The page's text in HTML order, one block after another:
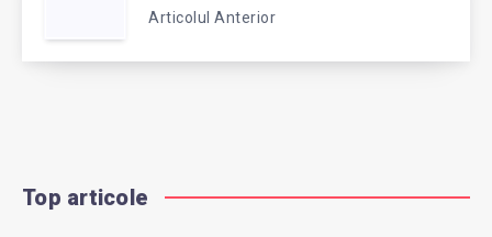
Articolul Anterior
Top articole